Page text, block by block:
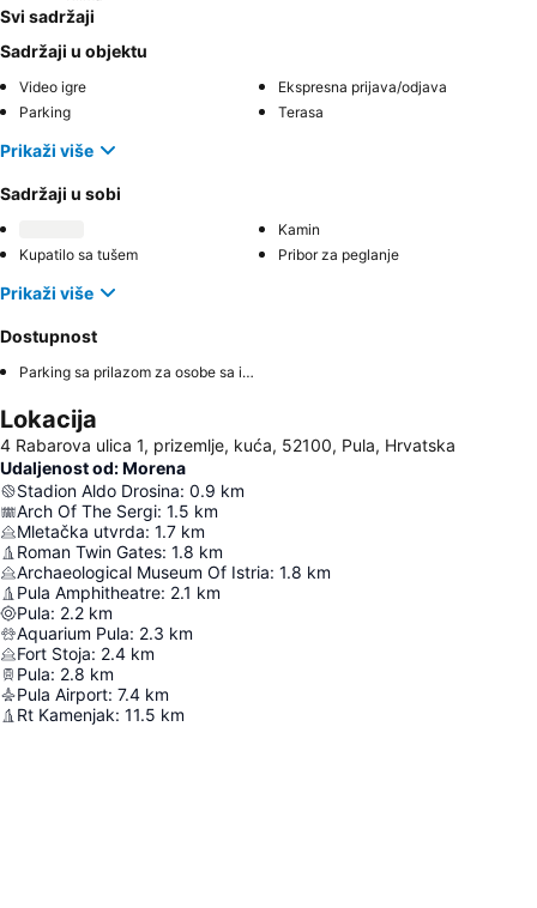
Svi sadržaji
Sadržaji u objektu
Video igre
Ekspresna prijava/odjava
Parking
Terasa
Prikaži više
Sadržaji u sobi
Kamin
Kupatilo sa tušem
Pribor za peglanje
Prikaži više
Dostupnost
Parking sa prilazom za osobe sa invaliditetom
Lokacija
4 Rabarova ulica 1, prizemlje, kuća, 52100, Pula, Hrvatska
Udaljenost od: Morena
Stadion Aldo Drosina: 0.9 km
Arch Of The Sergi: 1.5 km
Mletačka utvrda: 1.7 km
Roman Twin Gates: 1.8 km
Archaeological Museum Of Istria: 1.8 km
Pula Amphitheatre: 2.1 km
Pula: 2.2 km
Aquarium Pula: 2.3 km
Fort Stoja: 2.4 km
Pula: 2.8 km
Pula Airport: 7.4 km
Rt Kamenjak: 11.5 km